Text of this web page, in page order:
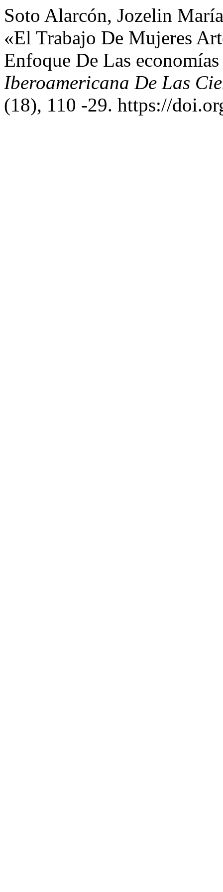
Soto Alarcón, Jozelin
«El Trabajo De Mujeres
Enfoque De Las
Iberoamericana De Las
(18), 110 -29. https://